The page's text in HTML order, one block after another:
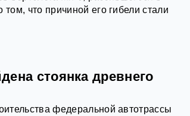
что причиной его гибели стали
стоянка древнего
федеральной автотрассы